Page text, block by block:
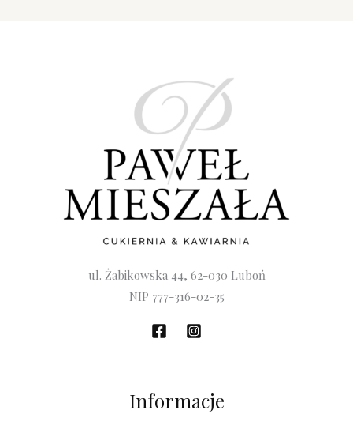
ul. Żabikowska 44, 62-030 Luboń
NIP 777-316-02-35
Informacje